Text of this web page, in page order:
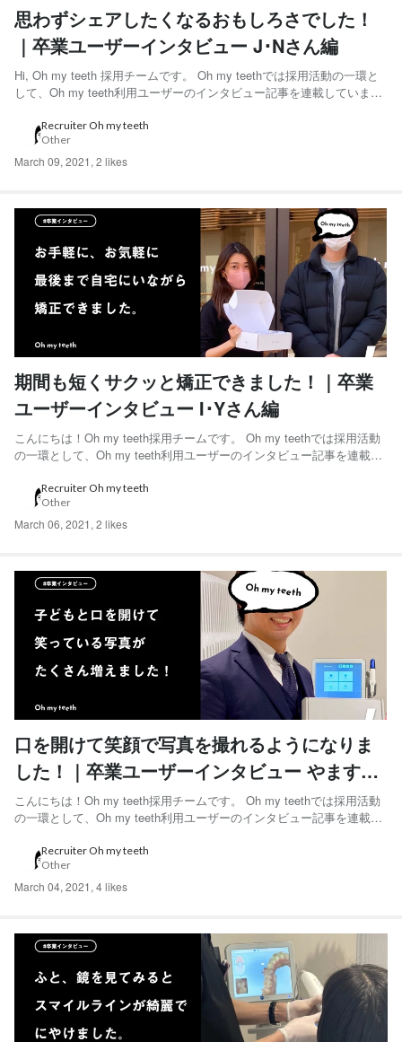
思わずシェアしたくなるおもしろさでした！
｜卒業ユーザーインタビュー J･Nさん編
Hi, Oh my teeth 採用チームです。 Oh my teethでは採用活動の一環と
して、Oh my teeth利用ユーザーのインタビュー記事を連載していま
いという気持ちが芽生えた」と語ってくれたJ･Nさんにインタビューを
Recruiter Oh my teeth
Other
March 09, 2021 , 2 likes
期間も短くサクッと矯正できました！｜卒業
ユーザーインタビュー I･Yさん編
こんにちは！Oh my teeth採用チームです。 Oh my teethでは採用活動
の一環として、Oh my teeth利用ユーザーのインタビュー記事を連載し
ってました」と語ってくれたI･Yさんにインタビューをしました。 ◆I･
Yさん IT企業勤...
Recruiter Oh my teeth
Other
March 06, 2021 , 2 likes
口を開けて笑顔で写真を撮れるようになりま
した！｜卒業ユーザーインタビュー やますけ
さん編
こんにちは！Oh my teeth採用チームです。 Oh my teethでは採用活動
の一環として、Oh my teeth利用ユーザーのインタビュー記事を連載し
ますけさんにインタビューをしました。 ◆やますけさん 30代前半男
性。埼玉県在住。医療機...
Recruiter Oh my teeth
Other
March 04, 2021 , 4 likes